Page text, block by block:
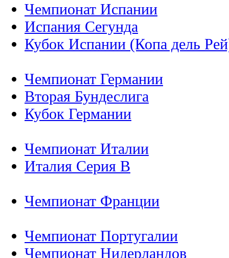
Чемпионат Испании
Испания Сегунда
Кубок Испании (Копа дель
Чемпионат Германии
Вторая Бундеслига
Кубок Германии
Чемпионат Италии
Италия Серия B
Чемпионат Франции
Чемпионат Португалии
Чемпионат Нидерландов